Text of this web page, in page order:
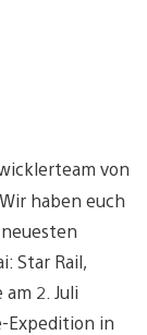
von
haben euch
Star Rail,
2. Juli
Expedition in